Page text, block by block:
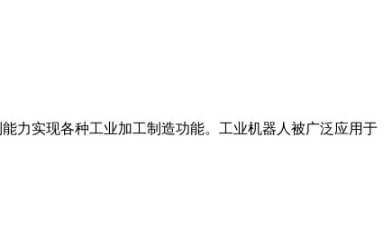
力实现各种工业加工制造功能。工业机器人被广泛应用于